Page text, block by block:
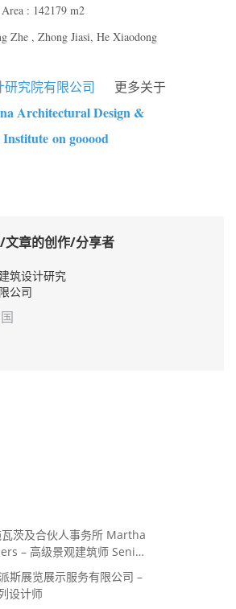
: 142179 m2
Zhe , Zhong Jiasi, He Xiaodong
究院有限公司 更多关于
Architectural Design &
Institute on gooood
文章的创作/分享者
筑设计研究
公司
瓦茨及合伙人事务所 Martha
– 高级景观建筑师 Senior
/ 景观建筑师
斯展览展示服务有限公司 –
设计师